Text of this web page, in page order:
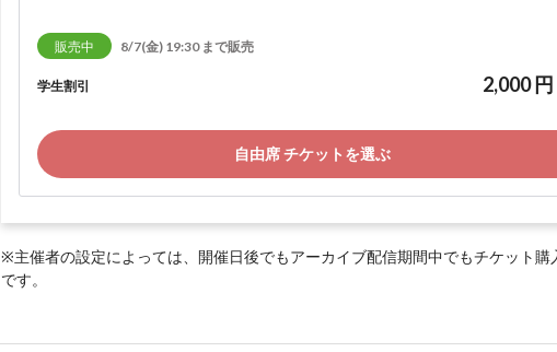
販売中 8/7(金) 19:30 まで販売
学生割引 2,000 円
自由席 チケットを選ぶ
※主催者の設定によっては、開催日後でもアーカイブ配信期間中でもチケット購
です。